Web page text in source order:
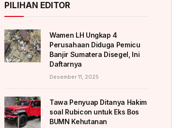
PILIHAN EDITOR
Wamen LH Ungkap 4
Perusahaan Diduga Pemicu
Banjir Sumatera Disegel, Ini
Daftarnya
Desember 11, 2025
Tawa Penyuap Ditanya Hakim
soal Rubicon untuk Eks Bos
BUMN Kehutanan